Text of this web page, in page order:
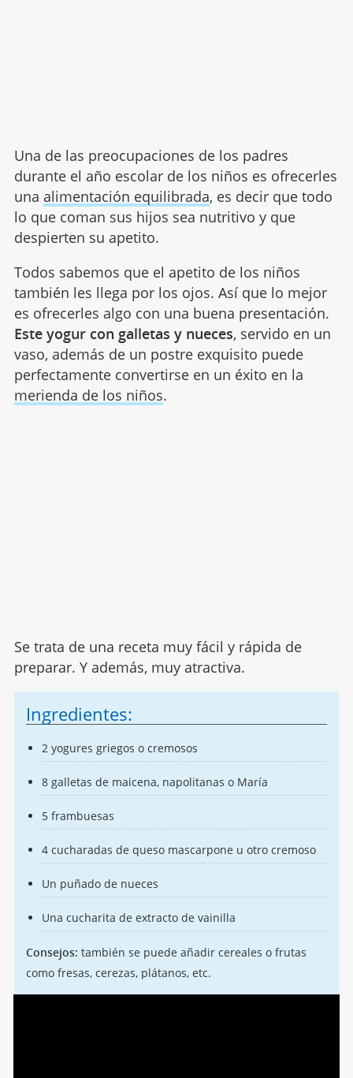
Una de las preocupaciones de los padres
durante el año escolar de los niños es ofrecerles
una alimentación equilibrada, es decir que todo
lo que coman sus hijos sea nutritivo y que
despierten su apetito.
Todos sabemos que el apetito de los niños
también les llega por los ojos. Así que lo mejor
es ofrecerles algo con una buena presentación.
Este yogur con galletas y nueces, servido en un
vaso, además de un postre exquisito puede
perfectamente convertirse en un éxito en la
merienda de los niños.
Se trata de una receta muy fácil y rápida de
preparar. Y además, muy atractiva.
Ingredientes:
2 yogures griegos o cremosos
8 galletas de maicena, napolitanas o María
5 frambuesas
4 cucharadas de queso mascarpone u otro cremoso
Un puñado de nueces
Una cucharita de extracto de vainilla
Consejos: también se puede añadir cereales o frutas
como fresas, cerezas, plátanos, etc.